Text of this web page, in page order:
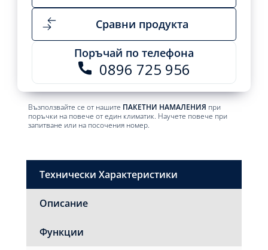
Сравни продукта
Поръчай по телефона
0896 725 956
Възползвайте се от нашите ПАКЕТНИ НАМАЛЕНИЯ при
поръчки на повече от един климатик. Научете повече при
запитване или на посочения номер.
Технически Характеристики
Описание
Функции